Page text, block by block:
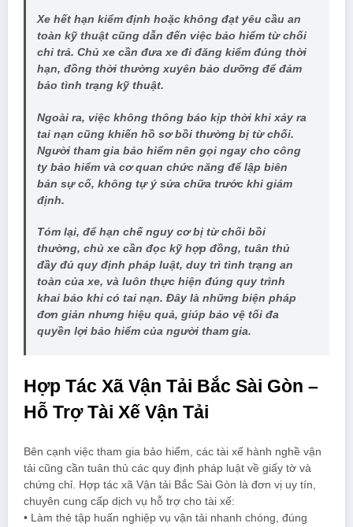
Xe hết hạn kiểm định hoặc không đạt yêu cầu an
toàn kỹ thuật cũng dẫn đến việc bảo hiểm từ chối
chi trả. Chủ xe cần đưa xe đi đăng kiểm đúng thời
hạn, đồng thời thường xuyên bảo dưỡng để đảm
bảo tình trạng kỹ thuật.
Ngoài ra, việc không thông báo kịp thời khi xảy ra
tai nạn cũng khiến hồ sơ bồi thường bị từ chối.
Người tham gia bảo hiểm nên gọi ngay cho công
ty bảo hiểm và cơ quan chức năng để lập biên
bản sự cố, không tự ý sửa chữa trước khi giám
định.
Tóm lại, để hạn chế nguy cơ bị từ chối bồi
thường, chủ xe cần đọc kỹ hợp đồng, tuân thủ
đầy đủ quy định pháp luật, duy trì tình trạng an
toàn của xe, và luôn thực hiện đúng quy trình
khai báo khi có tai nạn. Đây là những biện pháp
đơn giản nhưng hiệu quả, giúp bảo vệ tối đa
quyền lợi bảo hiểm của người tham gia.
Hợp Tác Xã Vận Tải Bắc Sài Gòn –
Hỗ Trợ Tài Xế Vận Tải
Bên cạnh việc tham gia bảo hiểm, các tài xế hành nghề vận
tải cũng cần tuân thủ các quy định pháp luật về giấy tờ và
chứng chỉ. Hợp tác xã Vận tải Bắc Sài Gòn là đơn vị uy tín,
chuyên cung cấp dịch vụ hỗ trợ cho tài xế:
• Làm thẻ tập huấn nghiệp vụ vận tải nhanh chóng, đúng